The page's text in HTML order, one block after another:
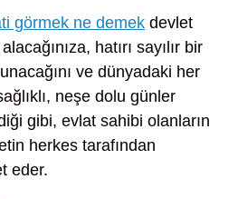
görmek ne demek devlet
hatırı sayılır bir
ve dünyadaki her
neşe dolu günler
gibi, evlat sahibi olanların
herkes tarafından
eder.